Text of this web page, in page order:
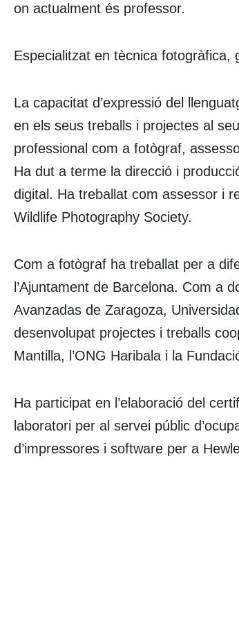
on actualment és professor.
Especialitzat en tècnica fotogràfica,
La capacitat d’expressió del
en els seus treballs i projectes al
professional com a fotògraf,
Ha dut a terme la direcció i
digital. Ha treballat com assessor i
Wildlife Photography Society.
Com a fotògraf ha treballat per a
l’Ajuntament de Barcelona. Com a
Avanzadas de Zaragoza,
desenvolupat projectes i treballs
Mantilla, l’ONG Haribala i la
Ha participat en l’elaboració del
laboratori per al servei públic
d’impressores i software per a